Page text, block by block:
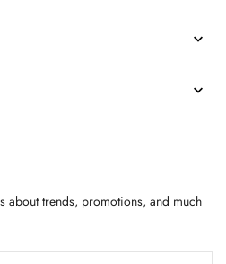


about trends, promotions, and much